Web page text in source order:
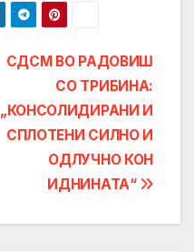
СДСМ ВО РАДОВИШ
СО ТРИБИНА:
„КОНСОЛИДИРАНИ И
СПЛОТЕНИ СИЛНО И
ОДЛУЧНО КОН
ИДНИНАТА“